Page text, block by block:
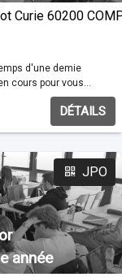
Curie 60200
d'une demie
DÉTAILS
JPO
année